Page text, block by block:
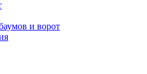
и ворот